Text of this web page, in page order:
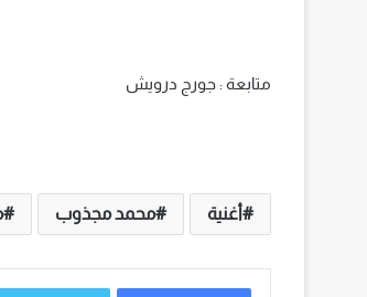
متابعة : جورج درويش
أغنية محمد مجذوب